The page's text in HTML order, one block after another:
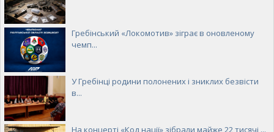
Гребінський «Локомотив» зіграє в оновленому
чемп...
У Гребінці родини полонених і зниклих безвісти
в...